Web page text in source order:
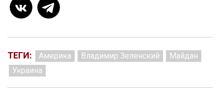
ТЕГИ: Америка Владимир Зеленский
Майдан
Украина